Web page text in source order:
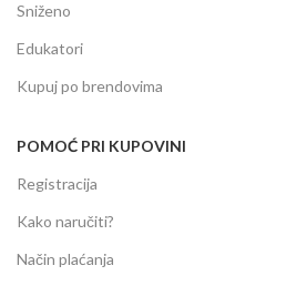
Sniženo
Edukatori
Kupuj po brendovima
POMOĆ PRI KUPOVINI
Registracija
Kako naručiti?
Način plaćanja